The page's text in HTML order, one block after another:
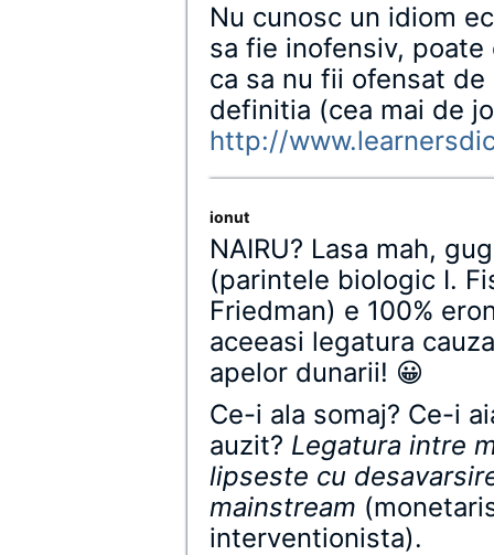
Nu cunosc un idiom
sa fie inofensiv,
ca sa nu fii ofensat
definitia (cea mai de
http://
ionut
NAIRU? Lasa mah,
(parintele biologic I.
Friedman) e 100%
aceeasi legatura
apelor dunarii! 😀
Ce-i ala somaj? Ce-i
auzit? Legatura intre
lipseste cu
mainstream
interventionista).